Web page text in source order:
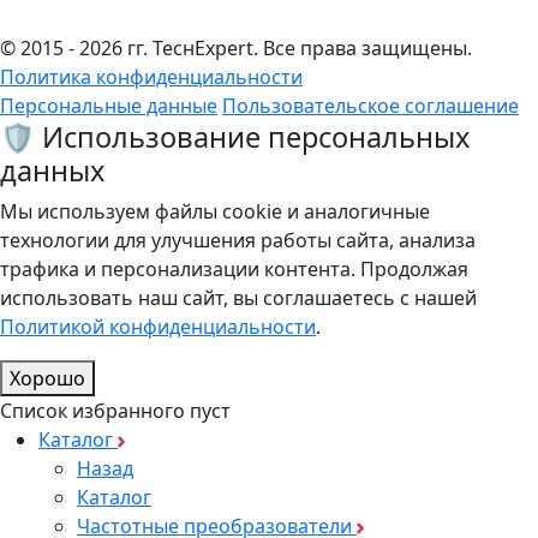
© 2015 - 2026 гг. ТеcнExpert. Все права защищены.
Политика конфиденциальности
Персональные данные Пользовательское соглашение
🛡️ Использование персональных
данных
Мы используем файлы cookie и аналогичные
технологии для улучшения работы сайта, анализа
трафика и персонализации контента. Продолжая
использовать наш сайт, вы соглашаетесь с нашей
Политикой конфиденциальности.
Хорошо
Список избранного пуст
Каталог
Назад
Каталог
Частотные преобразователи